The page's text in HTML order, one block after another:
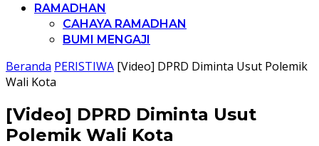
RAMADHAN
CAHAYA RAMADHAN
BUMI MENGAJI
Beranda PERISTIWA [Video] DPRD Diminta Usut Polemik
Wali Kota
[Video] DPRD Diminta Usut
Polemik Wali Kota